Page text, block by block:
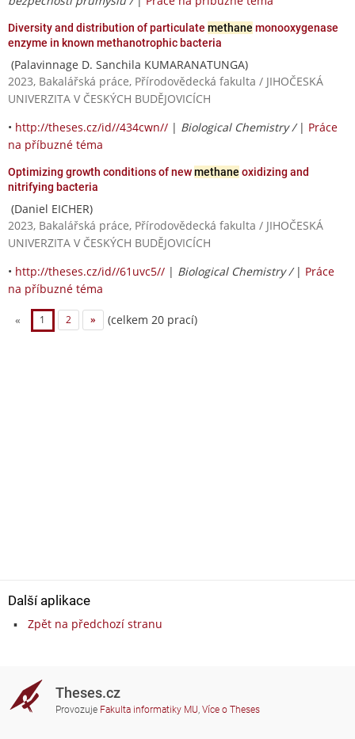
Diversity and distribution of particulate methane monooxygenase
enzyme in known methanotrophic bacteria
(Palavinnage D. Sanchila KUMARANATUNGA)
2023, Bakalářská práce, Přírodovědecká fakulta / JIHOČESKÁ
UNIVERZITA V ČESKÝCH BUDĚJOVICÍCH
• http://theses.cz/id//434cwn// | Biological Chemistry / | Práce
na příbuzné téma
Optimizing growth conditions of newmethane oxidizing and
nitrifying bacteria
(Daniel EICHER)
2023, Bakalářská práce, Přírodovědecká fakulta / JIHOČESKÁ
UNIVERZITA V ČESKÝCH BUDĚJOVICÍCH
• http://theses.cz/id//61uvc5// | Biological Chemistry / | Práce
na příbuzné téma
« 1 2 » (celkem 20 prací)
Další aplikace
Zpět na předchozí stranu
Theses.cz
Provozuje Fakulta informatiky MU, Více o Theses